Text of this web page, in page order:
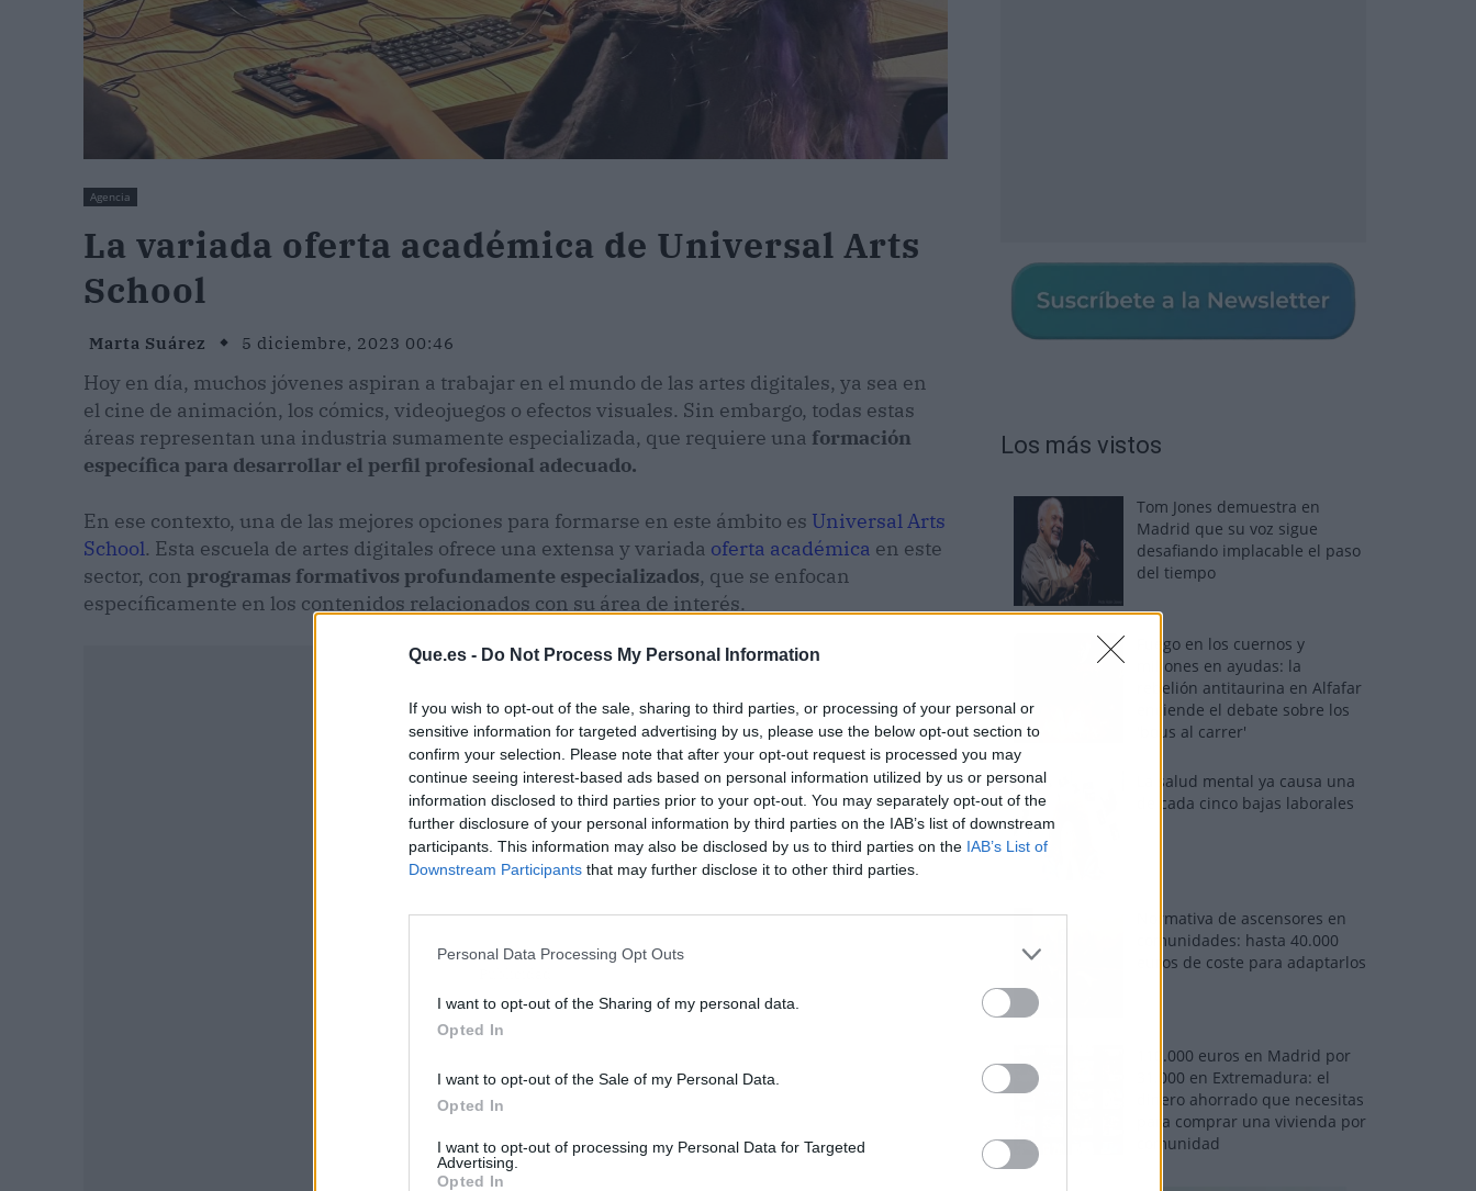
Que.es - Do Not Process My Personal Information
If you wish to opt-out of the sale, sharing to third parties, or processing of your personal or
sensitive information for targeted advertising by us, please use the below opt-out section to
confirm your selection. Please note that after your opt-out request is processed you may
continue seeing interest-based ads based on personal information utilized by us or personal
information disclosed to third parties prior to your opt-out. You may separately opt-out of the
further disclosure of your personal information by third parties on the IAB’s list of downstream
participants. This information may also be disclosed by us to third parties on the IAB’s List of
Downstream Participants that may further disclose it to other third parties.
Personal Data Processing Opt Outs
I want to opt-out of the Sharing of my personal data.
Opted In
I want to opt-out of the Sale of my Personal Data.
Opted In
I want to opt-out of processing my Personal Data for Targeted
Advertising.
Opted In
Agencia
La variada oferta académica de Universal Arts
School
Marta Suárez 5 diciembre, 2023 00:46
Hoy en día, muchos jóvenes aspiran a trabajar en el mundo de las artes digitales, ya sea en
el cine de animación, los cómics, videojuegos o efectos visuales. Sin embargo, todas estas
áreas representan una industria sumamente especializada, que requiere una formación
específica para desarrollar el perfil profesional adecuado.
En ese contexto, una de las mejores opciones para formarse en este ámbito es Universal Arts
School. Esta escuela de artes digitales ofrece una extensa y variada oferta académica en este
sector, con programas formativos profundamente especializados, que se enfocan
específicamente en los contenidos relacionados con su área de interés.
Los más vistos
Tom Jones demuestra en
Madrid que su voz sigue
desafiando implacable el paso
del tiempo
Fuego en los cuernos y
millones en ayudas: la
rebelión antitaurina en Alfafar
enciende el debate sobre los
'bous al carrer'
La salud mental ya causa una
de cada cinco bajas laborales
Normativa de ascensores en
comunidades: hasta 40.000
euros de coste para adaptarlos
110.000 euros en Madrid por
31.000 en Extremadura: el
dinero ahorrado que necesitas
para comprar una vivienda por
comunidad